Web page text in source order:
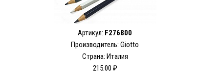
Артикул: F276800
Производитель: Giotto
Страна: Италия
215.00 ₽